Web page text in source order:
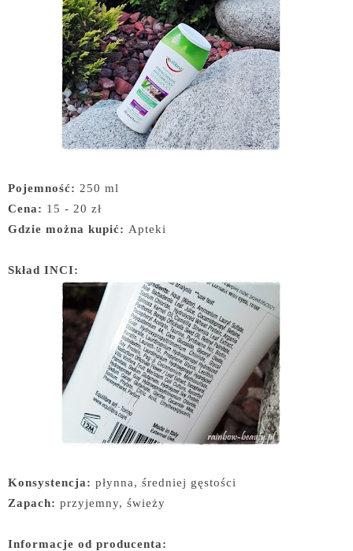
Pojemność: 250 ml
Cena: 15 - 20 zł
Gdzie można kupić: Apteki
Skład INCI:
Konsystencja: płynna, średniej gęstości
Zapach: przyjemny, świeży
Informacje od producenta: